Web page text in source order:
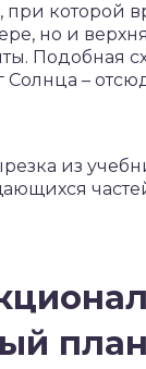
при которой
но и
Подобная
Солнца –
из